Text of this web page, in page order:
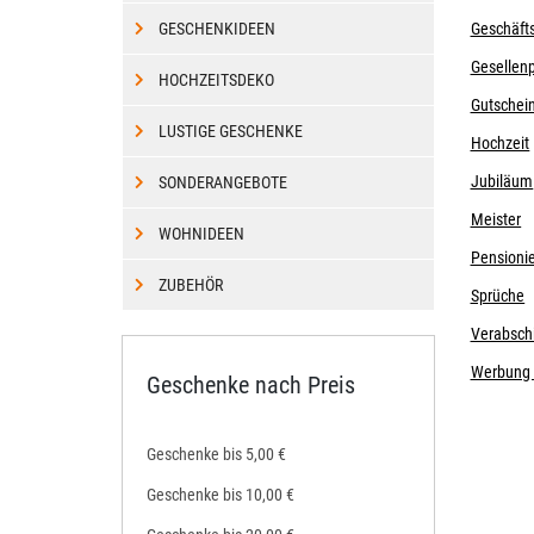
Gutschein
Hochzeit
Jubiläum
Meister
Sprüche
Werbung
GESCHENKIDEEN
HOCHZEITSDEKO
LUSTIGE GESCHENKE
SONDERANGEBOTE
WOHNIDEEN
ZUBEHÖR
Geschenke nach Preis
Geschenke bis 5,00 €
Geschenke bis 10,00 €